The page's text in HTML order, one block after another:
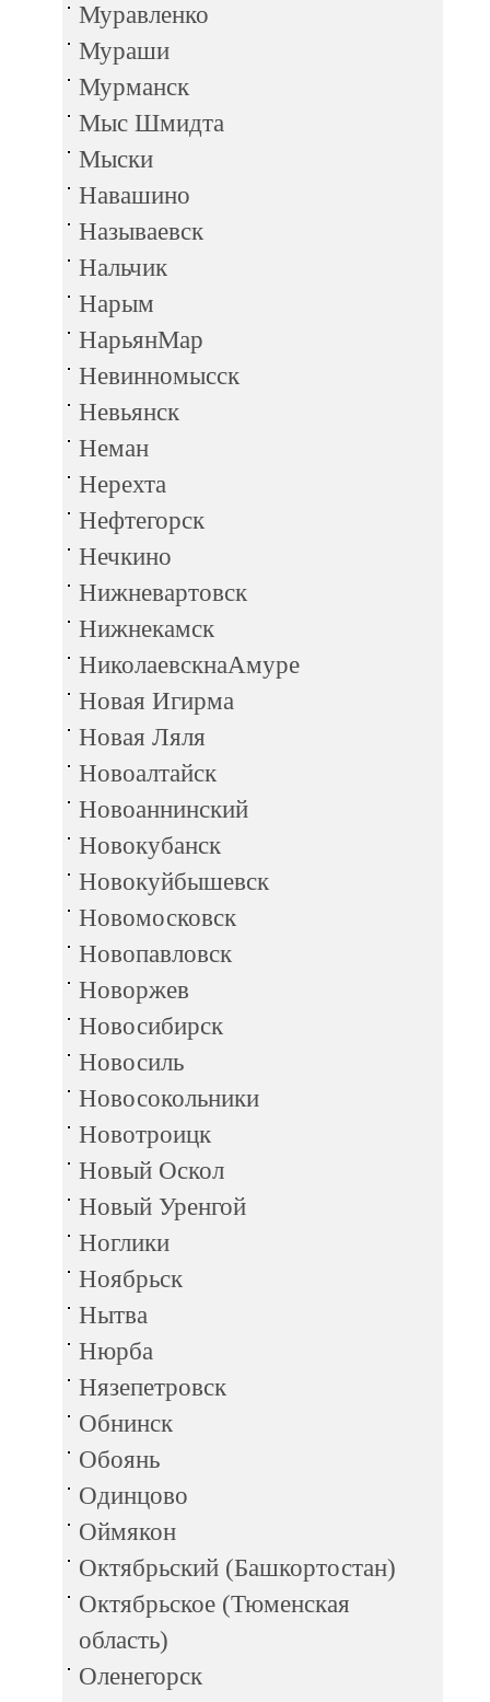
Муравленко
Мураши
Мурманск
Мыс Шмидта
Мыски
Навашино
Называевск
Нальчик
Нарым
НарьянМар
Невинномысск
Невьянск
Неман
Нерехта
Нефтегорск
Нечкино
Нижневартовск
Нижнекамск
НиколаевскнаАмуре
Новая Игирма
Новая Ляля
Новоалтайск
Новоаннинский
Новокубанск
Новокуйбышевск
Новомосковск
Новопавловск
Новоржев
Новосибирск
Новосиль
Новосокольники
Новотроицк
Новый Оскол
Новый Уренгой
Ноглики
Ноябрьск
Нытва
Нюрба
Нязепетровск
Обнинск
Обоянь
Одинцово
Оймякон
Октябрьский (Башкортостан)
Октябрьское (Тюменская
область)
Оленегорск